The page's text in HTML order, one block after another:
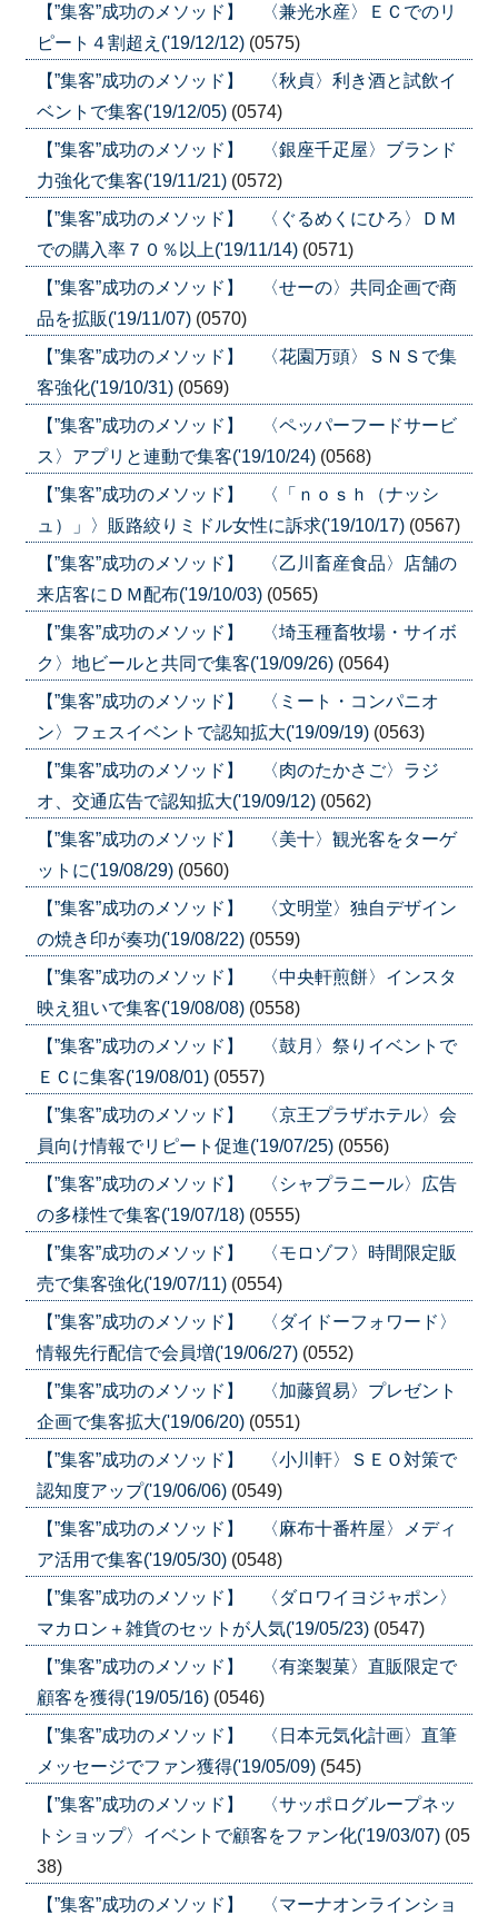
【”集客”成功のメソッド】 〈兼光水産〉ＥＣでのリ
ピート４割超え('19/12/12) (0575)
【”集客”成功のメソッド】 〈秋貞〉利き酒と試飲イ
ベントで集客('19/12/05) (0574)
【”集客”成功のメソッド】 〈銀座千疋屋〉ブランド
力強化で集客('19/11/21) (0572)
【”集客”成功のメソッド】 〈ぐるめくにひろ〉ＤＭ
での購入率７０％以上('19/11/14) (0571)
【”集客”成功のメソッド】 〈せーの〉共同企画で商
品を拡販('19/11/07) (0570)
【”集客”成功のメソッド】 〈花園万頭〉ＳＮＳで集
客強化('19/10/31) (0569)
【”集客”成功のメソッド】 〈ペッパーフードサービ
ス〉アプリと連動で集客('19/10/24) (0568)
【”集客”成功のメソッド】 〈「ｎｏｓｈ（ナッシ
ュ）」〉販路絞りミドル女性に訴求('19/10/17) (0567)
【”集客”成功のメソッド】 〈乙川畜産食品〉店舗の
来店客にＤＭ配布('19/10/03) (0565)
【”集客”成功のメソッド】 〈埼玉種畜牧場・サイボ
ク〉地ビールと共同で集客('19/09/26) (0564)
【”集客”成功のメソッド】 〈ミート・コンパニオ
ン〉フェスイベントで認知拡大('19/09/19) (0563)
【”集客”成功のメソッド】 〈肉のたかさご〉ラジ
オ、交通広告で認知拡大('19/09/12) (0562)
【”集客”成功のメソッド】 〈美十〉観光客をターゲ
ットに('19/08/29) (0560)
【”集客”成功のメソッド】 〈文明堂〉独自デザイン
の焼き印が奏功('19/08/22) (0559)
【”集客”成功のメソッド】 〈中央軒煎餅〉インスタ
映え狙いで集客('19/08/08) (0558)
【”集客”成功のメソッド】 〈鼓月〉祭りイベントで
ＥＣに集客('19/08/01) (0557)
【”集客”成功のメソッド】 〈京王プラザホテル〉会
員向け情報でリピート促進('19/07/25) (0556)
【”集客”成功のメソッド】 〈シャプラニール〉広告
の多様性で集客('19/07/18) (0555)
【”集客”成功のメソッド】 〈モロゾフ〉時間限定販
売で集客強化('19/07/11) (0554)
【”集客”成功のメソッド】 〈ダイドーフォワード〉
情報先行配信で会員増('19/06/27) (0552)
【”集客”成功のメソッド】 〈加藤貿易〉プレゼント
企画で集客拡大('19/06/20) (0551)
【”集客”成功のメソッド】 〈小川軒〉ＳＥＯ対策で
認知度アップ('19/06/06) (0549)
【”集客”成功のメソッド】 〈麻布十番杵屋〉メディ
ア活用で集客('19/05/30) (0548)
【”集客”成功のメソッド】 〈ダロワイヨジャポン〉
マカロン＋雑貨のセットが人気('19/05/23) (0547)
【”集客”成功のメソッド】 〈有楽製菓〉直販限定で
顧客を獲得('19/05/16) (0546)
【”集客”成功のメソッド】 〈日本元気化計画〉直筆
メッセージでファン獲得('19/05/09) (545)
【”集客”成功のメソッド】 〈サッポログループネッ
トショップ〉イベントで顧客をファン化('19/03/07) (05
38)
【”集客”成功のメソッド】 〈マーナオンラインショ